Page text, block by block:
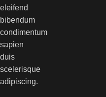
eleifend
bibendum
condimentum
sapien
duis
scelerisque
adipiscing.